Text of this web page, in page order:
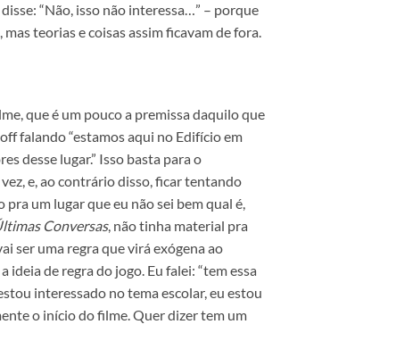
“Não, isso não interessa…” – porque
teorias e coisas assim ficavam de fora.
que é um pouco a premissa daquilo que
falando “estamos aqui no Edifício em
desse lugar.” Isso basta para o
e, ao contrário disso, ficar tentando
um lugar que eu não sei bem qual é,
Conversas, não tinha material pra
ser uma regra que virá exógena ao
de regra do jogo. Eu falei: “tem essa
interessado no tema escolar, eu estou
o início do filme. Quer dizer tem um